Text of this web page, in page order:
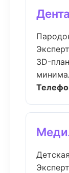
3D-